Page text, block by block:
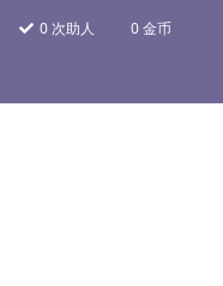
0次助人 0 金币